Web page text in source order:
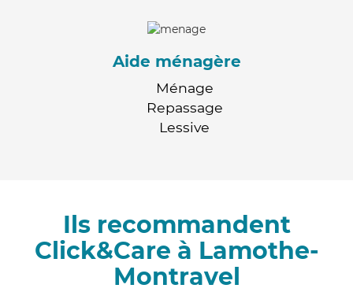
Aide ménagère
Ménage
Repassage
Lessive
Ils recommandent
Click&Care à Lamothe-
Montravel